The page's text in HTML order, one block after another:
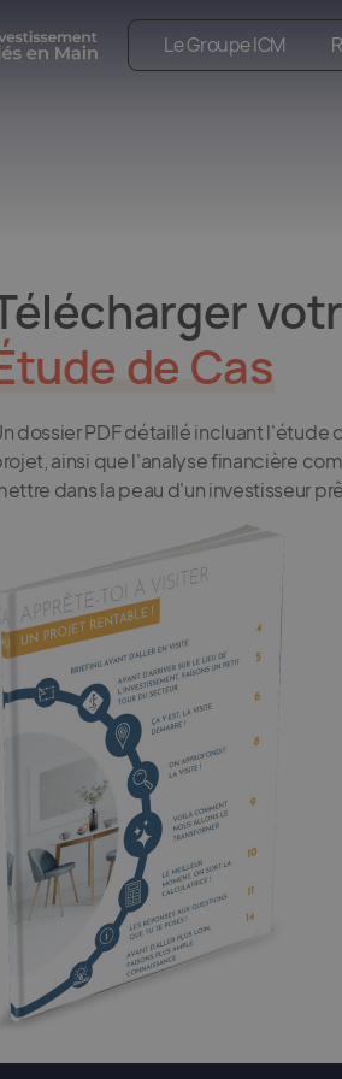
Le Groupe ICM
de Cas
dossier PDF détaillé incluant l'étude
ainsi que l'analyse financière
dans la peau d'un investisseur